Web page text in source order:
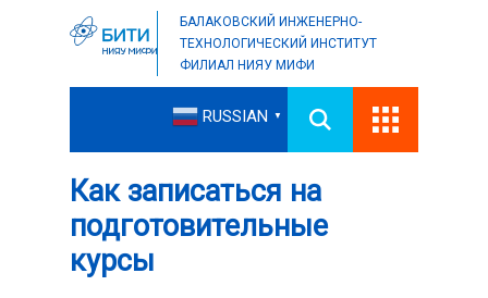
БАЛАКОВСКИЙ ИНЖЕНЕРНО-
ТЕХНОЛОГИЧЕСКИЙ ИНСТИТУТ
ФИЛИАЛ НИЯУ МИФИ
RUSSIAN ▼
Как записаться на
подготовительные
курсы